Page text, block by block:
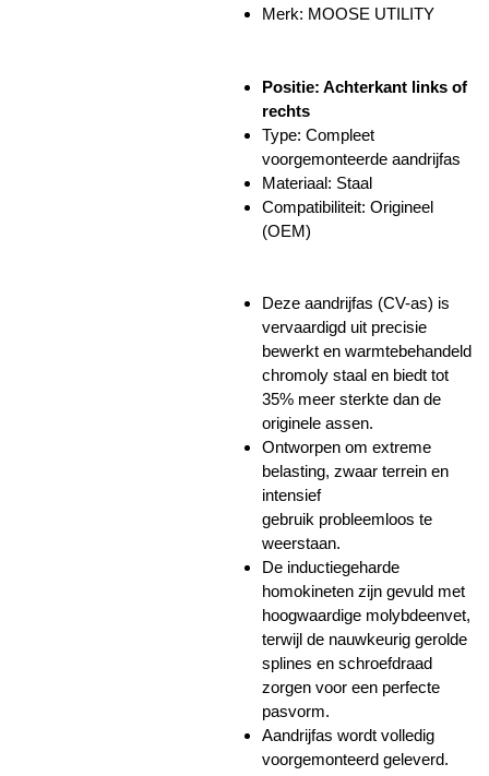
Merk: MOOSE UTILITY
Positie: Achterkant links of
rechts
Type: Compleet
voorgemonteerde aandrijfas
Materiaal: Staal
Compatibiliteit: Origineel
(OEM)
Deze aandrijfas (CV-as) is
vervaardigd uit precisie
bewerkt en warmtebehandeld
chromoly staal en biedt tot
35% meer sterkte dan de
originele assen.
Ontworpen om extreme
belasting, zwaar terrein en
intensief
gebruik probleemloos te
weerstaan.
De inductiegeharde
homokineten zijn gevuld met
hoogwaardige molybdeenvet,
terwijl de nauwkeurig gerolde
splines en schroefdraad
zorgen voor een perfecte
pasvorm.
Aandrijfas wordt volledig
voorgemonteerd geleverd.